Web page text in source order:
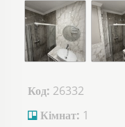
Код: 26332
Кімнат: 1